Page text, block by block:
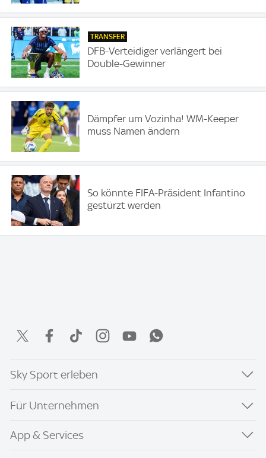
TRANSFER
DFB-Verteidiger verlängert bei
Double-Gewinner
Dämpfer um Vozinha! WM-Keeper
muss Namen ändern
So könnte FIFA-Präsident Infantino
gestürzt werden
Sky Sport erleben
Für Unternehmen
App & Services